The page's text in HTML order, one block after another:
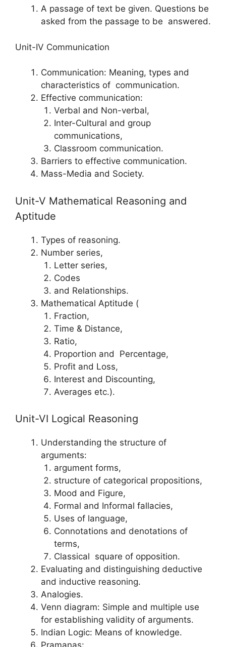
A passage of text be given. Questions be
asked from the passage to be answered.
Unit-IV Communication
Communication: Meaning, types and
characteristics of communication.
Effective communication:
Verbal and Non-verbal,
Inter-Cultural and group
communications,
Classroom communication.
Barriers to effective communication.
Mass-Media and Society.
Unit-V Mathematical Reasoning and
Aptitude
Types of reasoning.
Number series,
Letter series,
Codes
and Relationships.
Mathematical Aptitude (
Fraction,
Time & Distance,
Ratio,
Proportion and Percentage,
Profit and Loss,
Interest and Discounting,
Averages etc.).
Unit-VI Logical Reasoning
Understanding the structure of
arguments:
argument forms,
structure of categorical propositions,
Mood and Figure,
Formal and Informal fallacies,
Uses of language,
Connotations and denotations of
terms,
Classical square of opposition.
Evaluating and distinguishing deductive
and inductive reasoning.
Analogies.
Venn diagram: Simple and multiple use
for establishing validity of arguments.
Indian Logic: Means of knowledge.